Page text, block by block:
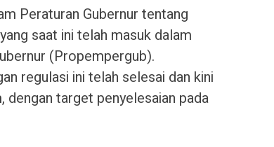
Peraturan Gubernur tentang
saat ini telah masuk dalam
(Propempergub).
regulasi ini telah selesai dan kini
dengan target penyelesaian pada